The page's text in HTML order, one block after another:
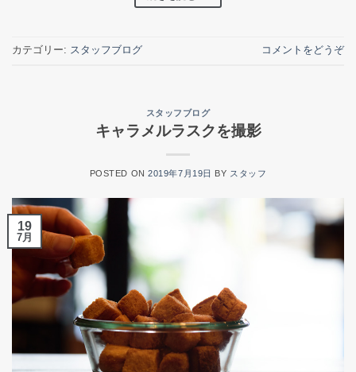
カテゴリー: スタッフブログ コメントをどうぞ
スタッフブログ
キャラメルラスクを撮影
POSTED ON2019年7月19日 BY スタッフ
19
7月